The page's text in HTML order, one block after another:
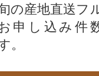
の産地直送フ
申し込み件
。